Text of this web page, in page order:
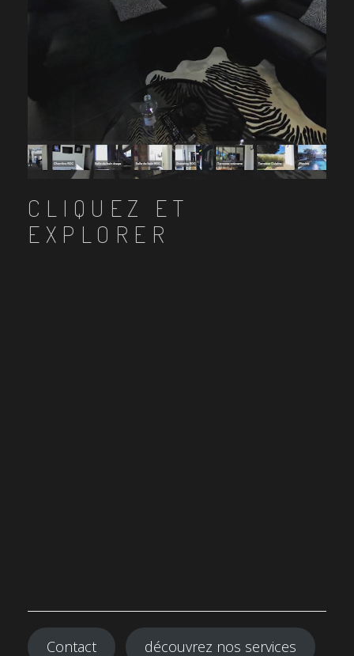
CLIQUEZ ET
EXPLORER
Contact découvrez nos services